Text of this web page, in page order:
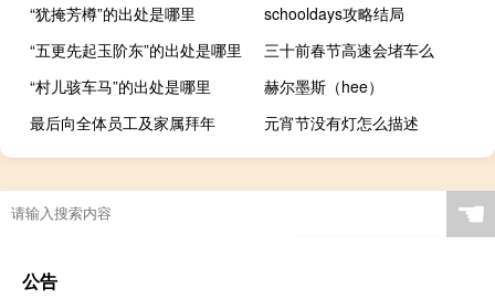
“犹掩芳樽”的出处是哪里
schooldays攻略结局
“五更先起玉阶东”的出处是哪里
三十前春节高速会堵车么
“村儿骇车马”的出处是哪里
赫尔墨斯（hee）
最后向全体员工及家属拜年
元宵节没有灯怎么描述
☚
公告